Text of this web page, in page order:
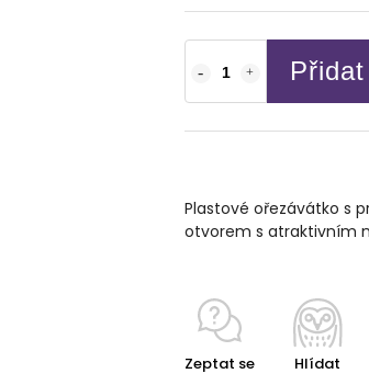
Plastové ořezávátko s
otvorem s atraktivním
Zeptat se Hlídat